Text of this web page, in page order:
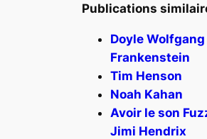
Publications
Doyle Wolfgang
Frankenstein
Tim Henson
Noah Kahan
Avoir le son
Jimi Hendrix